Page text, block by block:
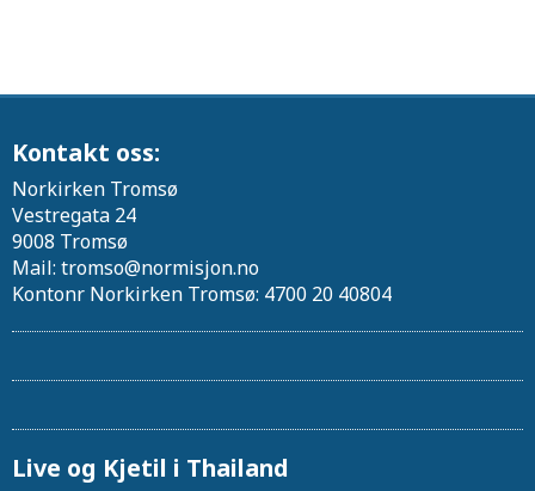
Kontakt oss:
Norkirken Tromsø
Vestregata 24
9008 Tromsø
Mail: tromso@normisjon.no
Kontonr Norkirken Tromsø: 4700 20 40804
Live og Kjetil i Thailand